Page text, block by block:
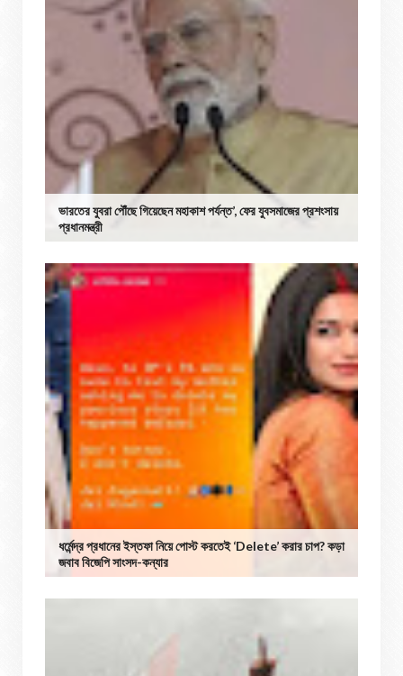
ভারতের যুবরা পৌঁছে গিয়েছেন মহাকাশ পর্যন্ত’, ফের যুবসমাজের প্রশংসায়
প্রধানমন্ত্রী
ধর্মেন্দ্র প্রধানের ইস্তফা নিয়ে পোস্ট করতেই ‘Delete’ করার চাপ? কড়া
জবাব বিজেপি সাংসদ-কন্যার